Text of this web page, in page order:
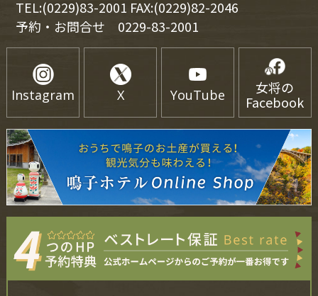
TEL:(0229)83-2001 FAX:(0229)82-2046
予約・お問合せ 0229-83-2001
Instagram X YouTube
女将の
Facebook